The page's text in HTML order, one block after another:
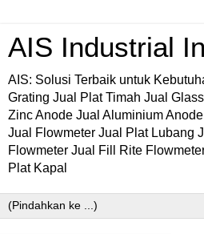
AIS Industrial
AIS: Solusi Terbaik untuk
Grating Jual Plat Timah Jual
Zinc Anode Jual Aluminium
Jual Flowmeter Jual Plat Lubang
Flowmeter Jual Fill Rite
Plat Kapal